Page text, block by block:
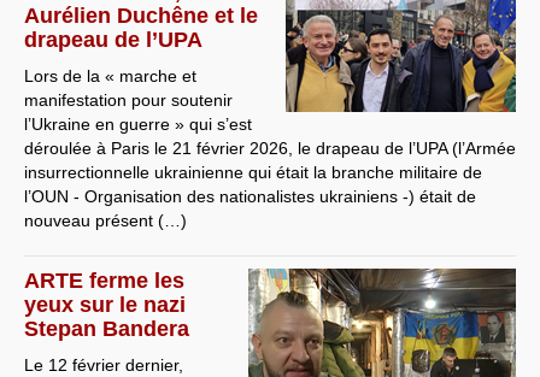
Aurélien Duchêne et le
drapeau de l’UPA
Lors de la « marche et
manifestation pour soutenir
l’Ukraine en guerre » qui s’est
déroulée à Paris le 21 février 2026, le drapeau de l’UPA (l’Armée
insurrectionnelle ukrainienne qui était la branche militaire de
l’OUN - Organisation des nationalistes ukrainiens -) était de
nouveau présent (…)
ARTE ferme les
yeux sur le nazi
Stepan Bandera
Le 12 février dernier,